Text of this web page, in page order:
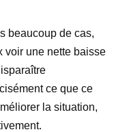
beaucoup de cas,
voir une nette baisse
ce que ce
la situation,